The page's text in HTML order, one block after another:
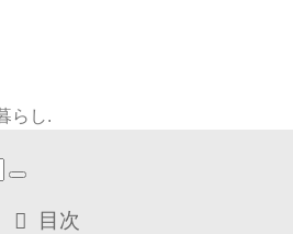
らし.
目次